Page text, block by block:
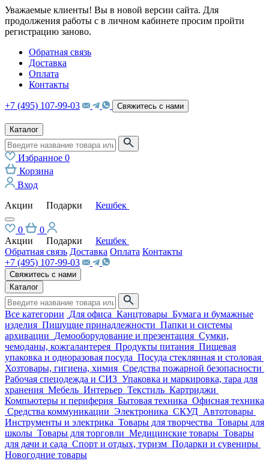
Уважаемые клиенты! Вы в новой версии сайта. Для
продолжения работы с в личном кабинете просим пройти
регистрацию заново.
Обратная связь
Доставка
Оплата
Контакты
+7 (495) 107-99-03 Свяжитесь с нами
Каталог
Избранное 0
Корзина
Вход
Акции
Подарки Кешбек
0
0
Акции
Подарки
Кешбек
Обратная связь Доставка Оплата Контакты
+7 (495) 107-99-03
Свяжитесь с нами
Каталог
Все категории Для офиса Канцтовары Бумага и бумажные
изделия Пишущие принадлежности Папки и системы
архивации Демооборудование и презентация Сумки,
чемоданы, кожгалантерея Продукты питания Пищевая
упаковка и одноразовая посуда Посуда стеклянная и столовая
Хозтовары, гигиена, химия Средства пожарной безопасности
Рабочая спецодежда и СИЗ Упаковка и маркировка, тара для
хранения Мебель Интерьер Текстиль Картриджи
Компьютеры и периферия Бытовая техника Офисная техника
Средства коммуникации Электроника СКУД Автотовары
Инструменты и электрика Товары для творчества Товары для
школы Товары для торговли Медицинские товары Товары
для дачи и сада Спорт и отдых, туризм Подарки и сувениры
Новогодние товары